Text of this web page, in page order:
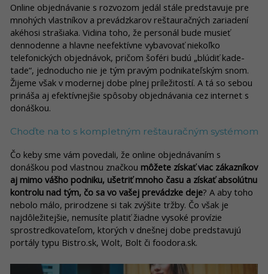
Online objednávanie s rozvozom jedál stále predstavuje pre
mnohých vlastníkov a prevádzkarov reštauračných zariadení
akéhosi strašiaka. Vidina toho, že personál bude musieť
dennodenne a hlavne neefektívne vybavovať niekoľko
telefonických objednávok, pričom šoféri budú „blúdiť kade-
tade“, jednoducho nie je tým pravým podnikateľským snom.
Žijeme však v modernej dobe plnej príležitostí. A tá so sebou
prináša aj efektívnejšie spôsoby objednávania cez internet s
donáškou.
Choďte na to s kompletným reštauračným systémom
Čo keby sme vám povedali, že online objednávaním s
donáškou pod vlastnou značkou môžete získať viac zákazníkov
aj mimo vášho podniku, ušetriť mnoho času a získať absolútnu
kontrolu nad tým, čo sa vo vašej prevádzke deje? A aby toho
nebolo málo, prirodzene si tak zvýšite tržby. Čo však je
najdôležitejšie, nemusíte platiť žiadne vysoké provízie
sprostredkovateľom, ktorých v dnešnej dobe predstavujú
portály typu Bistro.sk, Wolt, Bolt či foodora.sk.